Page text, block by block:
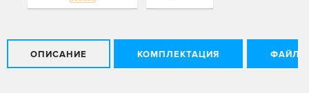
ОПИСАНИЕ КОМПЛЕКТАЦИЯ ФАЙЛЫ